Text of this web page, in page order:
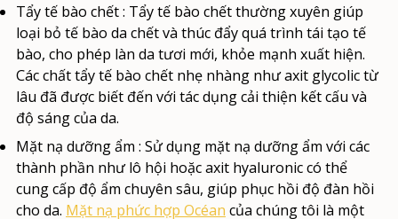
Tẩy tế bào chết: Tẩy tế bào chết thường xuyên giúp
loại bỏ tế bào da chết và thúc đẩy quá trình tái tạo tế
bào, cho phép làn da tươi mới, khỏe mạnh xuất hiện.
Các chất tẩy tế bào chết nhẹ nhàng như axit glycolic từ
lâu đã được biết đến với tác dụng cải thiện kết cấu và
độ sáng của da.
Mặt nạ dưỡng ẩm : Sử dụng mặt nạ dưỡng ẩm với các
thành phần như lô hội hoặc axit hyaluronic có thể
cung cấp độ ẩm chuyên sâu, giúp phục hồi độ đàn hồi
cho da. Mặt nạ phức hợp Océan của chúng tôi là một